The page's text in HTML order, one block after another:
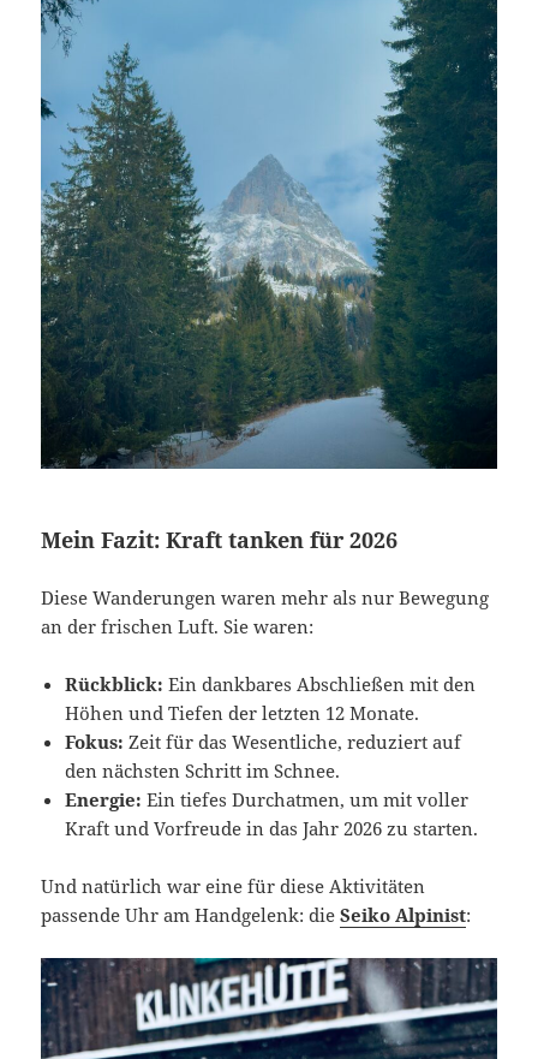
Mein Fazit: Kraft tanken für 2026
Diese Wanderungen waren mehr als nur Bewegung
an der frischen Luft. Sie waren:
Rückblick: Ein dankbares Abschließen mit den
Höhen und Tiefen der letzten 12 Monate.
Fokus: Zeit für das Wesentliche, reduziert auf
den nächsten Schritt im Schnee.
Energie: Ein tiefes Durchatmen, um mit voller
Kraft und Vorfreude in das Jahr 2026 zu starten.
Und natürlich war eine für diese Aktivitäten
passende Uhr am Handgelenk: dieSeiko Alpinist: